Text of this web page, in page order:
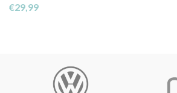
€29,99